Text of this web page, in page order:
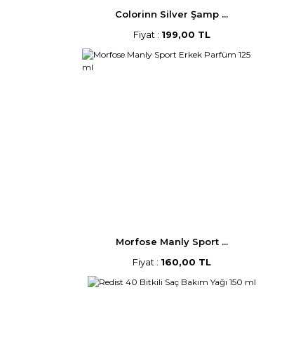
Colorinn Silver Şamp ...
Fiyat : 199,00 TL
Morfose Manly Sport ...
Fiyat : 160,00 TL